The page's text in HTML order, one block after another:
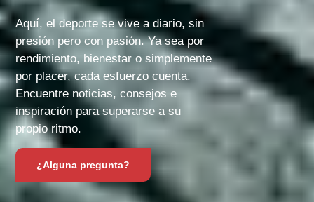
Aquí, el deporte se vive a diario, sin
presión pero con pasión. Ya sea por
rendimiento, bienestar o simplemente
por placer, cada esfuerzo cuenta.
Encuentre noticias, consejos e
inspiración para superarse a su
propio ritmo.
¿Alguna pregunta?